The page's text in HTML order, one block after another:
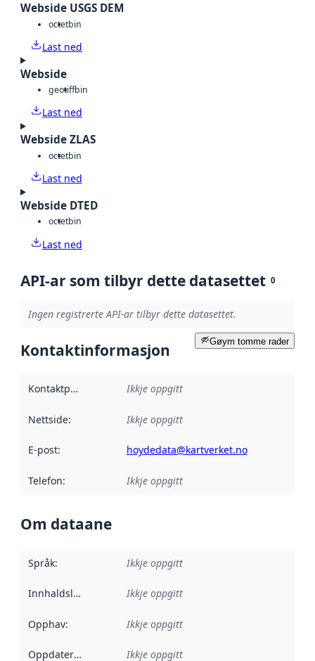
Webside USGS DEM
octetbin
Last ned
Webside
geotiffbin
Last ned
Webside ZLAS
octetbin
Last ned
Webside DTED
octetbin
Last ned
API-ar som tilbyr dette datasettet 0
Ingen registrerte API-ar tilbyr dette datasettet.
Gøym tomme rader
Kontaktinformasjon
Kontaktpunkt Ikkje oppgitt
Nettside: Ikkje oppgitt
E-post: hoydedata@kartverket.no
Telefon: Ikkje oppgitt
Om dataane
Språk: Ikkje oppgitt
Innhaldsleverandørar :
Ikkje oppgitt
Opphav: Ikkje oppgitt
Oppdateringsfrekvens :
Ikkje oppgitt